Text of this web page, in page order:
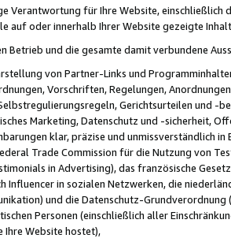
Verantwortung für Ihre Website,
auf oder innerhalb Ihrer Website gezeigte
Betrieb und die gesamte damit verbundene
von Partner-Links und
Vorschriften, Regelungen,
Gerichtsurteilen und -
Marketing, Datenschutz und -sicherheit,
klar, präzise und unmissverständlich
Trade Commission für die Nutzung von
in Advertising), das französische
Influencer in sozialen Netzwerken, die
und die Datenschutz-
Personen (einschließlich aller
Website hostet),